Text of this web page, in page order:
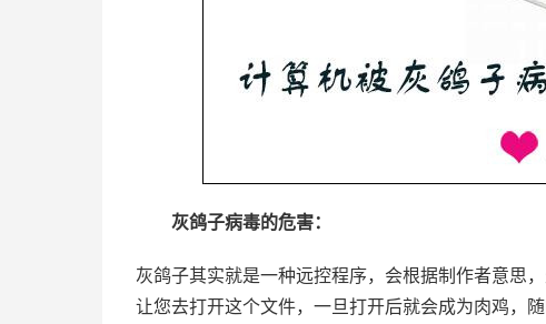
灰鸽子病毒的危害：
灰鸽子其实就是一种远控程序，会根据制作者意思
让您去打开这个文件，一旦打开后就会成为肉鸡，